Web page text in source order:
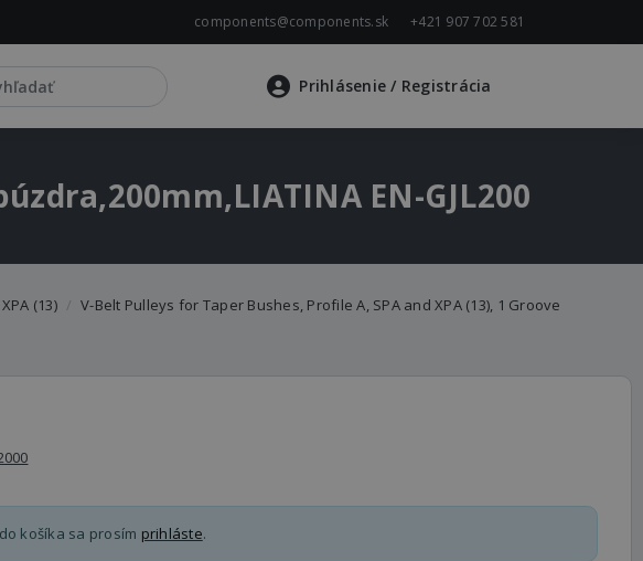
components@components.sk +421 907 702 581
Prihlásenie/ Registrácia
EN-GJL200
(13)
V-Belt Pulleys for Taper Bushes, Profile A, SPA and XPA (13), 1 Groove
košíka sa prosím prihláste.